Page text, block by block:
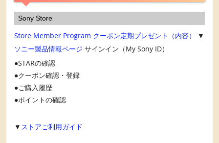
Sony Store
Store Member Program クーポン定期プレゼント（内容）
▼
ソニー製品情報ページ サインイン（My Sony ID）
STARの確認
クーポン確認・登録
ご購入履歴
ポイントの確認
▼ ストアご利用ガイド